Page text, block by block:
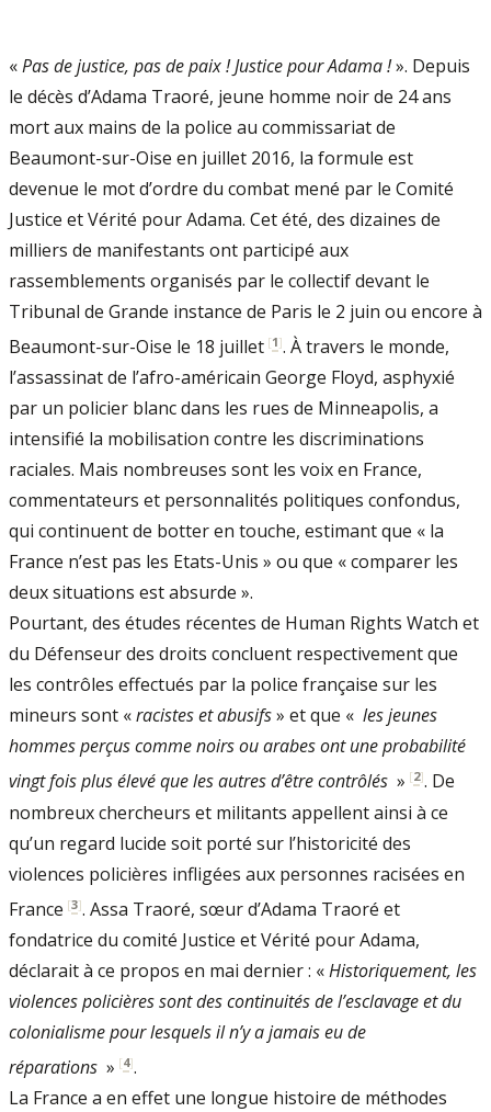
«Pas de justice, pas de paix ! Justice pour Adama !». Depuis
le décès d’Adama Traoré, jeune homme noir de 24 ans
mort aux mains de la police au commissariat de
Beaumont-sur-Oise en juillet 2016, la formule est
devenue le mot d’ordre du combat mené par le Comité
Justice et Vérité pour Adama. Cet été, des dizaines de
milliers de manifestants ont participé aux
rassemblements organisés par le collectif devant le
Tribunal de Grande instance de Paris le 2 juin ou encore à
Beaumont-sur-Oise le 18 juillet [1]. À travers le monde,
l’assassinat de l’afro-américain George Floyd, asphyxié
par un policier blanc dans les rues de Minneapolis, a
intensifié la mobilisation contre les discriminations
raciales. Mais nombreuses sont les voix en France,
commentateurs et personnalités politiques confondus,
qui continuent de botter en touche, estimant que « la
France n’est pas les Etats-Unis » ou que « comparer les
deux situations est absurde ».
Pourtant, des études récentes de Human Rights Watch et
du Défenseur des droits concluent respectivement que
les contrôles effectués par la police française sur les
mineurs sont «racistes et abusifs» et que « les jeunes
hommes perçus comme noirs ou arabes ont une probabilité
vingt fois plus élevé que les autres d’être contrôlés » [2]. De
nombreux chercheurs et militants appellent ainsi à ce
qu’un regard lucide soit porté sur l’historicité des
violences policières infligées aux personnes racisées en
France [3]. Assa Traoré, sœur d’Adama Traoré et
fondatrice du comité Justice et Vérité pour Adama,
déclarait à ce propos en mai dernier : «Historiquement, les
violences policières sont des continuités de l’esclavage et du
colonialisme pour lesquels il n’y a jamais eu de
réparations » [4].
La France a en effet une longue histoire de méthodes